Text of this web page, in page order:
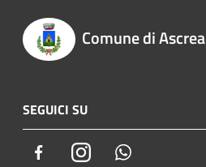
Comune di Ascrea
SEGUICI SU
FacebookInstagram